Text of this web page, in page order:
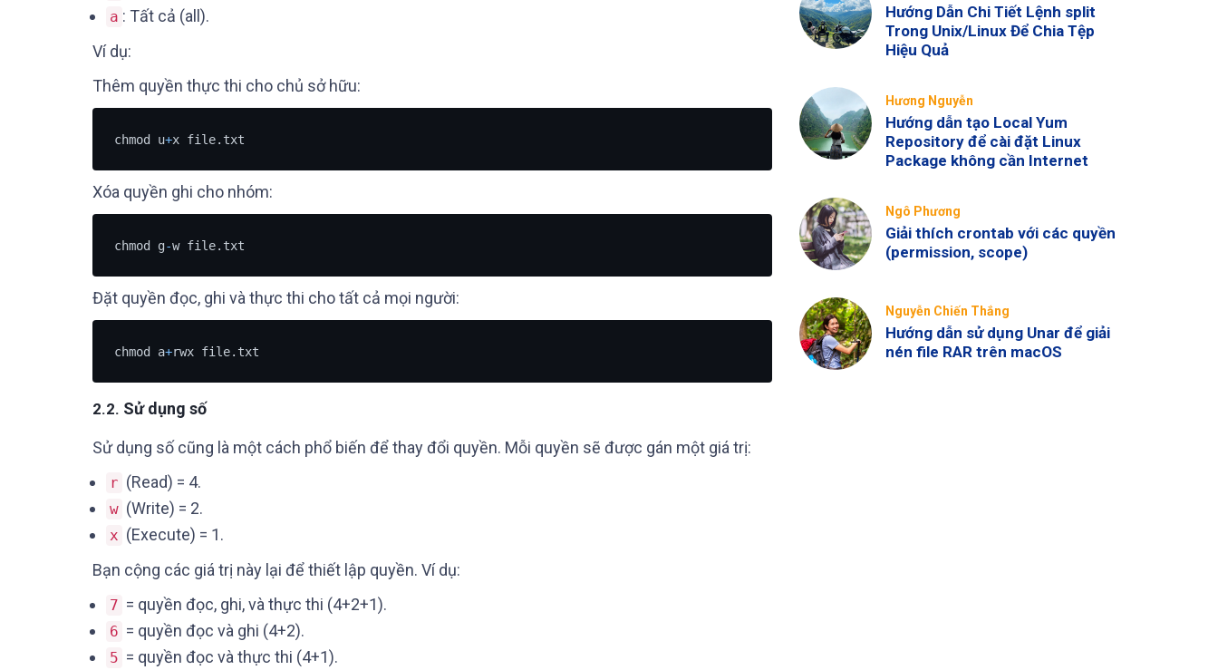
a : Tất cả (all).
Ví dụ:
Thêm quyền thực thi cho chủ sở hữu:
chmod u+x file.txt
Xóa quyền ghi cho nhóm:
chmod g-w file.txt
Đặt quyền đọc, ghi và thực thi cho tất cả mọi người:
chmod a+rwx file.txt
2.2. Sử dụng số
Sử dụng số cũng là một cách phổ biến để thay đổi quyền. Mỗi quyền sẽ được gán một giá trị:
r (Read) = 4.
w (Write) = 2.
x (Execute) = 1.
Bạn cộng các giá trị này lại để thiết lập quyền. Ví dụ:
7 = quyền đọc, ghi, và thực thi (4+2+1).
6 = quyền đọc và ghi (4+2).
5 = quyền đọc và thực thi (4+1).
Hướng Dẫn Chi Tiết Lệnh split
Trong Unix/Linux Để Chia Tệp
Hiệu Quả
Hương Nguyễn
Hướng dẫn tạo Local Yum
Repository để cài đặt Linux
Package không cần Internet
Ngô Phương
Giải thích crontab với các quyền
(permission, scope)
Nguyễn Chiến Thắng
Hướng dẫn sử dụng Unar để giải
nén file RAR trên macOS